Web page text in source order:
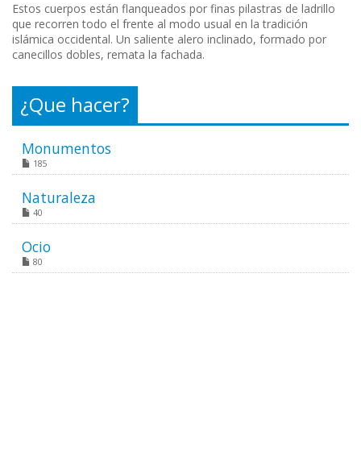
Estos cuerpos están flanqueados por finas pilastras de ladrillo
que recorren todo el frente al modo usual en la tradición
islámica occidental. Un saliente alero inclinado, formado por
canecillos dobles, remata la fachada.
¿Que hacer?
Monumentos
185
Naturaleza
40
Ocio
80